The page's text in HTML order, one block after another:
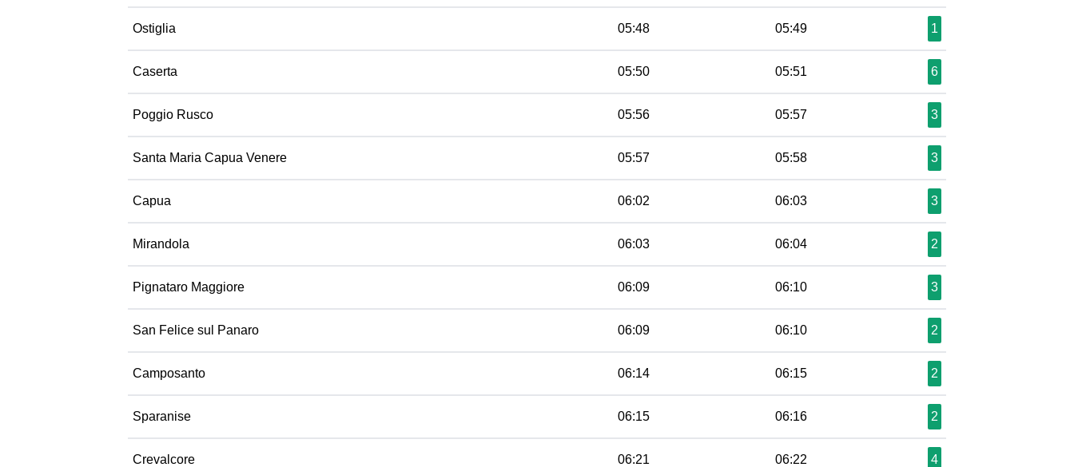
Ostiglia 05:48 05:49 1
Caserta 05:50 05:51 6
Poggio Rusco 05:56 05:57 3
Santa Maria Capua Venere 05:57 05:58 3
Capua 06:02 06:03 3
Mirandola 06:03 06:04 2
Pignataro Maggiore 06:09 06:10 3
San Felice sul Panaro 06:09 06:10 2
Camposanto 06:14 06:15 2
Sparanise 06:15 06:16 2
Crevalcore 06:21 06:22 4